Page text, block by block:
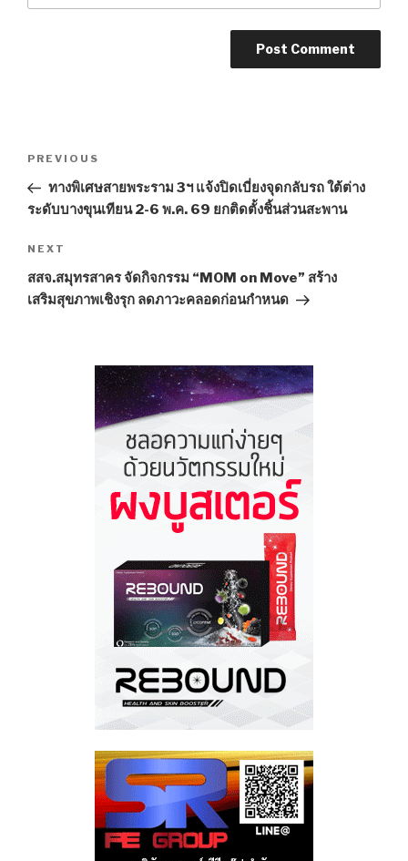
Post
navigation
Previous
Post
PREVIOUS
ทางพิเศษสายพระราม 3ฯ แจ้งปิดเบี่ยงจุดกลับรถ ใต้ต่าง
ระดับบางขุนเทียน 2-6 พ.ค. 69 ยกติดตั้งชิ้นส่วนสะพาน
Next
Post
NEXT
สสจ.สมุทรสาคร จัดกิจกรรม “MOM on Move” สร้าง
เสริมสุขภาพเชิงรุก ลดภาวะคลอดก่อนกำหนด